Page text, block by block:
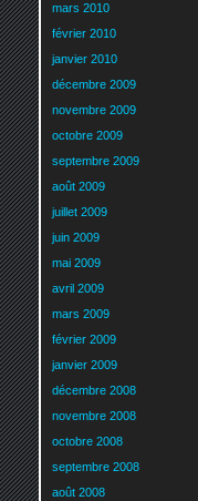
mars 2010
février 2010
janvier 2010
décembre 2009
novembre 2009
octobre 2009
septembre 2009
août 2009
juillet 2009
juin 2009
mai 2009
avril 2009
mars 2009
février 2009
janvier 2009
décembre 2008
novembre 2008
octobre 2008
septembre 2008
août 2008